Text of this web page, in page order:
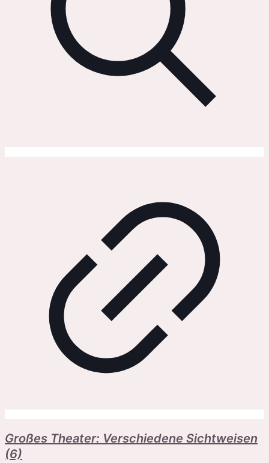
Großes Theater: Verschiedene Sichtweisen
(6)